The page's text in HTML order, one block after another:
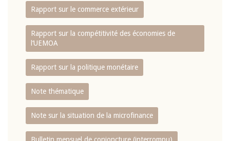
Rapport sur le commerce extérieur
Rapport sur la compétitivité des économies de
l‘UEMOA
Rapport sur la politique monétaire
Note thématique
Note sur la situation de la microfinance